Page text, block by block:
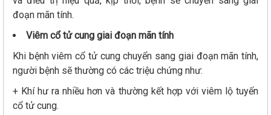
đoạn mãn tính.
Viêm cổ tử cung giai đoạn mãn tính
Khi bệnh viêm cổ tử cung chuyển sang giai đoạn mãn tính,
người bệnh sẽ thường có các triệu chứng như:
+ Khí hư ra nhiều hơn và thường kết hợp với viêm lộ tuyến
cổ tử cung.